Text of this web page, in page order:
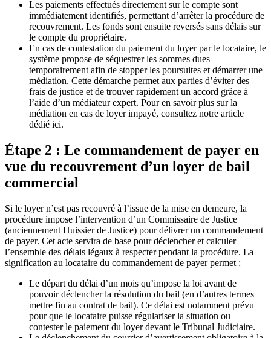
Les paiements effectués directement sur le compte sont
immédiatement identifiés, permettant d’arrêter la procédure de
recouvrement. Les fonds sont ensuite reversés sans délais sur
le compte du propriétaire.
En cas de contestation du paiement du loyer par le locataire, le
système propose de séquestrer les sommes dues
temporairement afin de stopper les poursuites et démarrer une
médiation. Cette démarche permet aux parties d’éviter des
frais de justice et de trouver rapidement un accord grâce à
l’aide d’un médiateur expert. Pour en savoir plus sur la
médiation en cas de loyer impayé, consultez notre article
dédié ici.
Étape 2 : Le commandement de payer en
vue du recouvrement d’un loyer de bail
commercial
Si le loyer n’est pas recouvré à l’issue de la mise en demeure, la
procédure impose l’intervention d’un Commissaire de Justice
(anciennement Huissier de Justice) pour délivrer un commandement
de payer. Cet acte servira de base pour déclencher et calculer
l’ensemble des délais légaux à respecter pendant la procédure. La
signification au locataire du commandement de payer permet :
Le départ du délai d’un mois qu’impose la loi avant de
pouvoir déclencher la résolution du bail (en d’autres termes
mettre fin au contrat de bail). Ce délai est notamment prévu
pour que le locataire puisse régulariser la situation ou
contester le paiement du loyer devant le Tribunal Judiciaire.